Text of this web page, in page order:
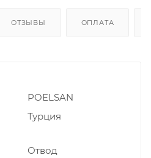
ОТЗЫВЫ ОПЛАТА
POELSAN
Турция
Отвод